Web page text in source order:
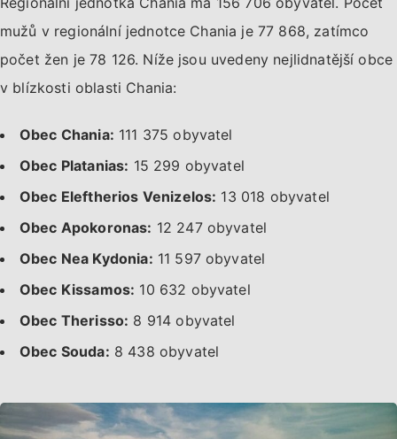
mužů v regionální jednotce Chania je 77 868, zatímco
počet žen je 78 126. Níže jsou uvedeny nejlidnatější obce
v blízkosti oblasti Chania:
Obec Chania: 111 375 obyvatel
Obec Platanias: 15 299 obyvatel
Obec Eleftherios Venizelos: 13 018 obyvatel
Obec Apokoronas: 12 247 obyvatel
Obec Nea Kydonia: 11 597 obyvatel
Obec Kissamos: 10 632 obyvatel
Obec Therisso: 8 914 obyvatel
Obec Souda: 8 438 obyvatel